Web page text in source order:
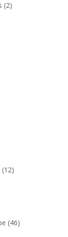
(2)
(12)
(46)